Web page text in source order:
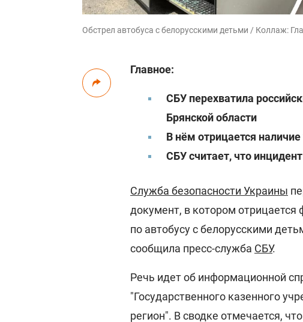
Обстрел автобуса с белорусскими детьми / Коллаж:
Главное:
СБУ перехватила
Брянской области
В нём отрицается
СБУ считает, что
Служба безопасности Украины
документ, в котором отрицается
по автобусу с белорусскими
сообщила пресс-служба СБУ.
Речь идет об информационной
"Государственного казенного
регион". В сводке отмечается,